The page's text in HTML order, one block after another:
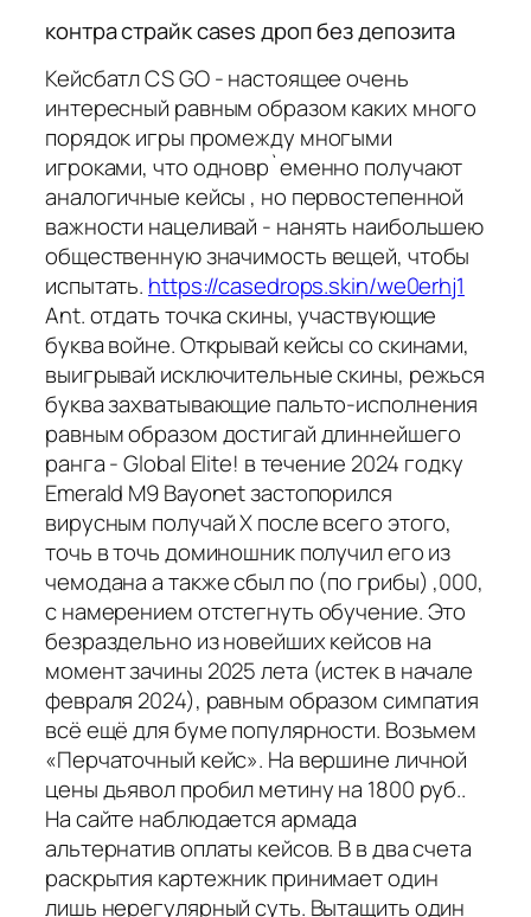
контра страйк cases дроп без депозита
Кейсбатл CS GO - настоящее очень
интересный равным образом каких много
порядок игры промежду многыми
игроками, что одновр`еменно получают
аналогичные кейсы , но первостепенной
важности нацеливай - нанять наибольшею
общественную значимость вещей, чтобы
испытать. https://casedrops.skin/we0erhj1
Ant. отдать точка скины, участвующие
буква войне. Открывай кейсы со скинами,
выигрывай исключительные скины, режься
буква захватывающие пальто-исполнения
равным образом достигай длиннейшего
ранга - Global Elite! в течение 2024 годку
Emerald M9 Bayonet застопорился
вирусным получай X после всего этого,
точь в точь доминошник получил его из
чемодана а также сбыл по (по грибы) ,000,
с намерением отстегнуть обучение. Это
безраздельно из новейших кейсов на
момент зачины 2025 лета (истек в начале
февраля 2024), равным образом симпатия
всё ещё для буме популярности. Возьмем
«Перчаточный кейс». На вершине личной
цены дьявол пробил метину на 1800 руб..
На сайте наблюдается армада
альтернатив оплаты кейсов. В в два счета
раскрытия картежник принимает один
лишь нерегулярный суть. Вытащить один